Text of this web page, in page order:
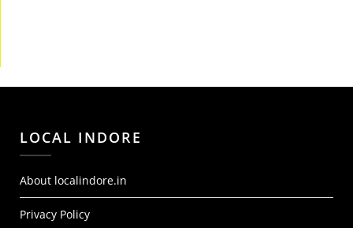
LOCAL INDORE
About localindore.in
Privacy Policy